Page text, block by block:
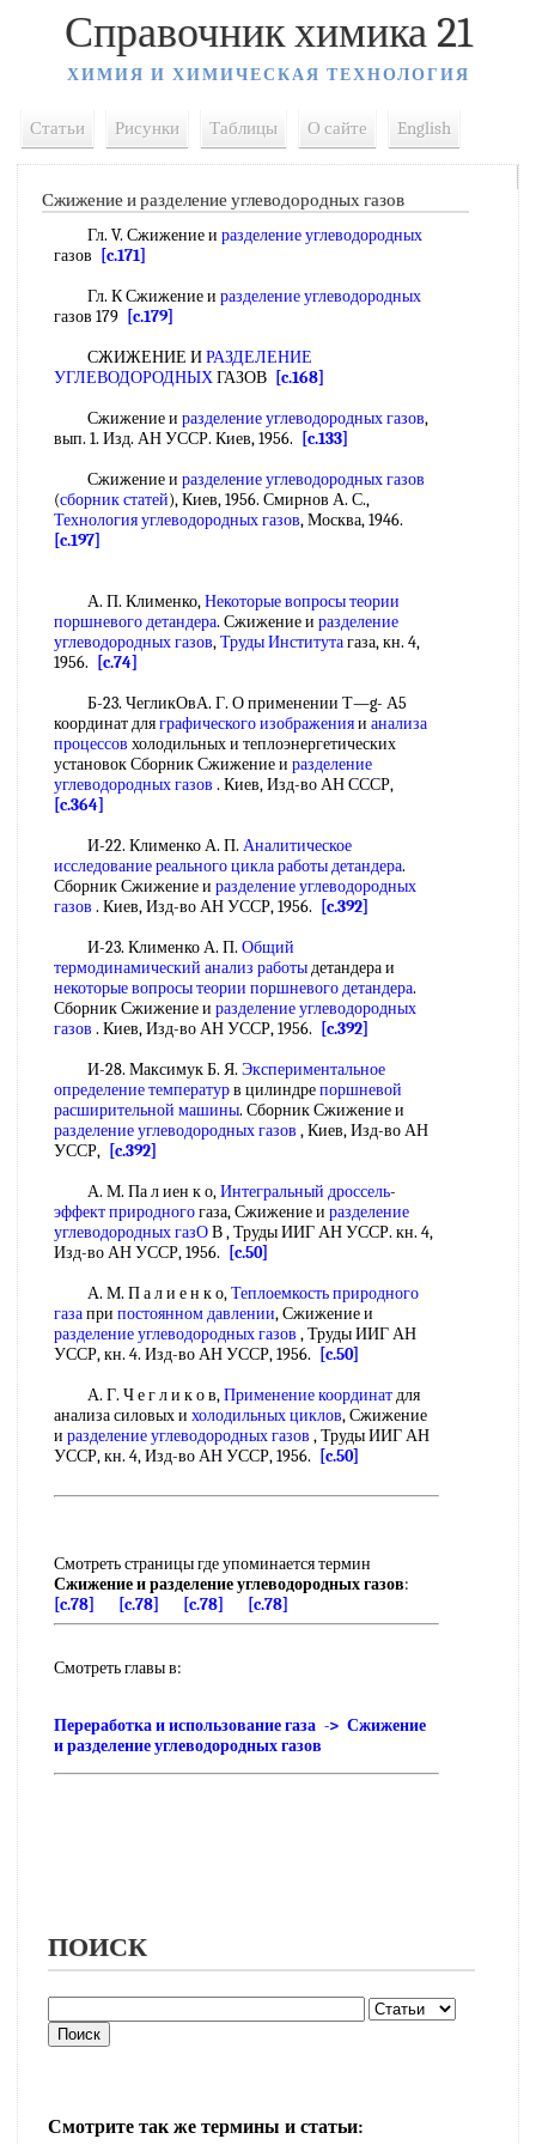
Справочник химика 21
ХИМИЯ И ХИМИЧЕСКАЯ ТЕХНОЛОГИЯ
Статьи Рисунки Таблицы О сайте English
Сжижение и разделение углеводородных газов
Гл. V. Сжижение и разделение углеводородных
газов
[c.171]
Гл. К Сжижение и разделение углеводородных
газов 179 [c.179]
СЖИЖЕНИЕ ИРАЗДЕЛЕНИЕ
УГЛЕВОДОРОДНЫХГАЗОВ [c.168]
Сжижение и разделение углеводородных газов,
вып. 1. Изд. АН УССР. Киев, 1956.
[c.133]
Сжижение и разделение углеводородных газов
(сборник статей), Киев, 1956. Смирнов А. С.,
Технология углеводородных газов, Москва, 1946.
[c.197]
А. П. Клименко,Некоторые вопросы теории
поршневого детандера. Сжижение и разделение
углеводородных газов,Труды Институтагаза, кн. 4,
1956.
[c.74]
Б-23. ЧегликОвА. Г. О применении Т—g- А5
координат дляграфического изображенияи анализа
процессов холодильных и теплоэнергетических
установок Сборник Сжижение и разделение
углеводородных газов . Киев, Изд-во АН СССР,
[c.364]
И-22. Клименко А. П. Аналитическое
исследованиереального циклаработы детандера.
Сборник Сжижение и разделение углеводородных
газов . Киев, Изд-во АН УССР, 1956.
[c.392]
И-23. Клименко А. П. Общий
термодинамический анализ работыдетандера и
некоторые вопросы теории поршневого детандера.
Сборник Сжижение и разделение углеводородных
газов . Киев, Изд-во АН УССР, 1956.
[c.392]
И-28. Максимук Б. Я. Экспериментальное
определение температурв цилиндрепоршневой
расширительной машины. Сборник Сжижение и
разделение углеводородных газов , Киев, Изд-во АН
УССР, [c.392]
А. М. Па л иен к о,Интегральный дроссель-
эффект природногогаза, Сжижение и разделение
углеводородных газОВ , Труды ИИГ АН УССР. кн. 4,
Изд-во АН УССР, 1956.
[c.50]
А. М. П а л и е н к о,Теплоемкость природного
газапри постоянном давлении, Сжижение и
разделение углеводородных газов , Труды ИИГ АН
УССР, кн. 4. Изд-во АН УССР, 1956.
[c.50]
А. Г. Ч е г л и к о в,Применение координатдля
анализа силовых и холодильных циклов, Сжижение
и разделение углеводородных газов , Труды ИИГ АН
УССР, кн. 4, Изд-во АН УССР, 1956.
[c.50]
Смотреть страницы где упоминается термин
Сжижение и разделение углеводородных газов:
[c.78]
[c.78] [c.78] [c.78]
Смотреть главы в:
Переработка и использование газа -> Сжижение
и разделение углеводородных газов
ПОИСК
Смотрите так же термины и статьи: